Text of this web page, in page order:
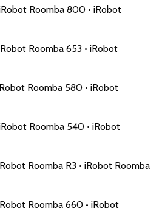
Roomba 800 • iRobot
Roomba 653 • iRobot
Roomba 580 • iRobot
Roomba 540 • iRobot
Roomba R3 • iRobot Roomba
Roomba 660 • iRobot